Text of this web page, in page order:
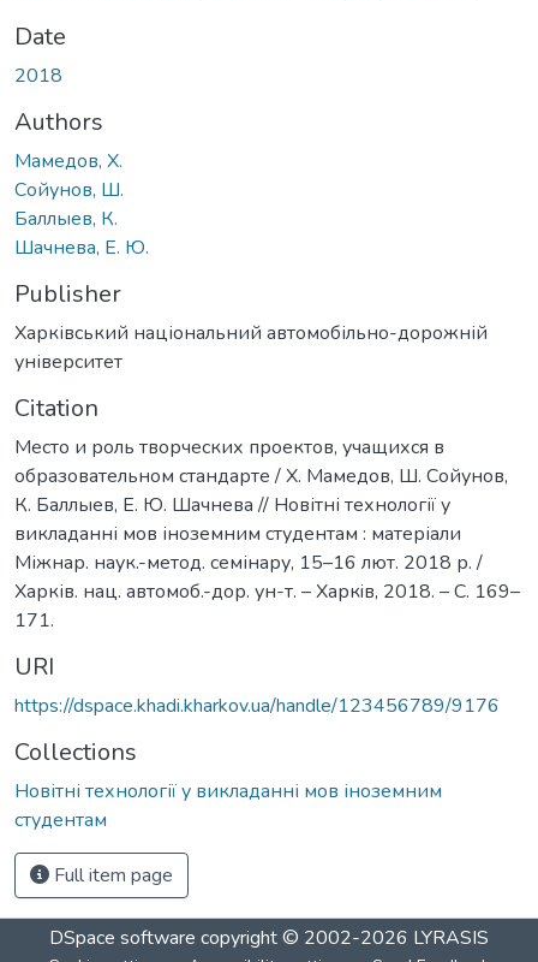
Date
2018
Authors
Мамедов, Х.
Сойунов, Ш.
Баллыев, К.
Шачнева, Е. Ю.
Publisher
Харківський національний автомобільно-дорожній
університет
Citation
Место и роль творческих проектов, учащихся в
образовательном стандарте / Х. Мамедов, Ш. Сойунов,
К. Баллыев, Е. Ю. Шачнева // Новітні технології у
викладанні мов іноземним студентам : матеріали
Міжнар. наук.-метод. семінару, 15–16 лют. 2018 р. /
Харків. нац. автомоб.-дор. ун-т. – Харкiв, 2018. – С. 169–
171.
URI
https://dspace.khadi.kharkov.ua/handle/123456789/9176
Collections
Новітні технології у викладанні мов іноземним
студентам
Full item page
DSpace software copyright © 2002-2026 LYRASIS